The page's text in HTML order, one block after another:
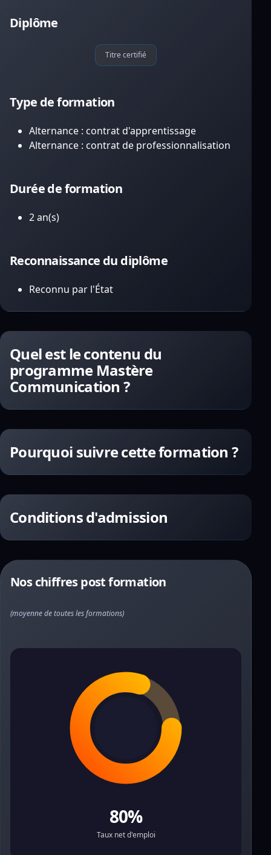
Diplôme
Titre certifié
Type de formation
Alternance : contrat d'apprentissage
Alternance : contrat de professionnalisation
Durée de formation
2 an(s)
Reconnaissance du diplôme
Reconnu par l'État
Quel est le contenu du
programme Mastère
Communication ?
Pourquoi suivre cette formation ?
Conditions d'admission
Nos chiffres post formation
(moyenne de toutes les formations)
80%
Taux net d'emploi